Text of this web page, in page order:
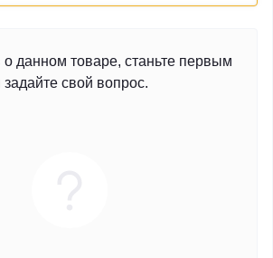
о данном товаре, станьте первым
задайте свой вопрос.